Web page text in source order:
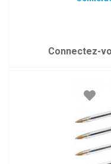
Connectez-